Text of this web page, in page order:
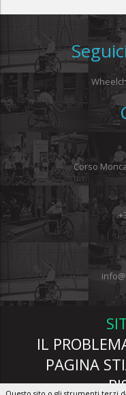
Corso
IL
PAGINA